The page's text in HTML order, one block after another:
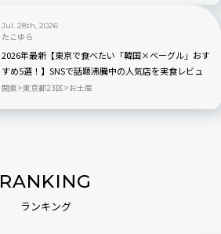
Jul. 28th, 2026
たこゆら
2026年最新【東京で食べたい「韓国×ベーグル」おす
すめ5選！】SNSで話題沸騰中の人気店を実食レビュ
ー
関東 東京都23区 お土産
RANKING
ランキング